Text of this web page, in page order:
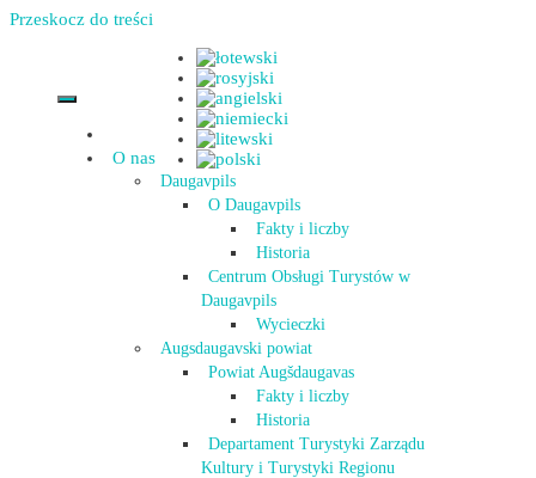
Przeskocz do treści
O nas
Daugavpils
O Daugavpils
Fakty i liczby
Historia
Centrum Obsługi Turystów w
Daugavpils
Wycieczki
Augsdaugavski powiat
Powiat Augšdaugavas
Fakty i liczby
Historia
Departament Turystyki Zarządu
Kultury i Turystyki Regionu